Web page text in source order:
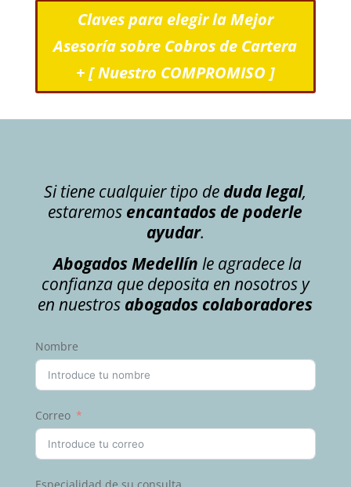
Claves para elegir la Mejor
Asesoría sobre Cobros de Cartera
+ [ Nuestro COMPROMISO ]
Si tiene cualquier tipo de duda legal,
estaremos encantados de poderle
ayudar.
Abogados Medellín le agradece la
confianza que deposita en nosotros y
en nuestros abogados colaboradores
Nombre
Correo